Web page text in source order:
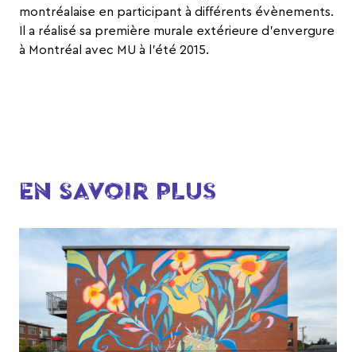
montréalaise en participant à différents évènements.
Il a réalisé sa première murale extérieure d’envergure
à Montréal avec MU à l’été 2015.
EN SAVOIR PLUS